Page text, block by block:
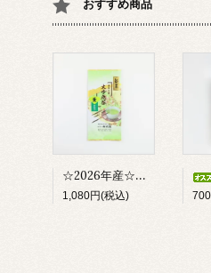
おすすめ商品
☆2026年産☆ 渓谷の茶 大歩危茶 「薫ーかおりー」
1,080円(税込)